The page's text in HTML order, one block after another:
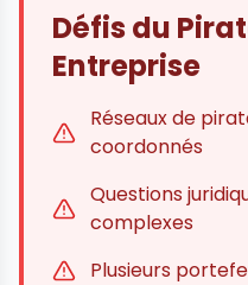
Défis du
Entreprise
Réseaux de
coordonnés
Questions
complexes
Plusieurs